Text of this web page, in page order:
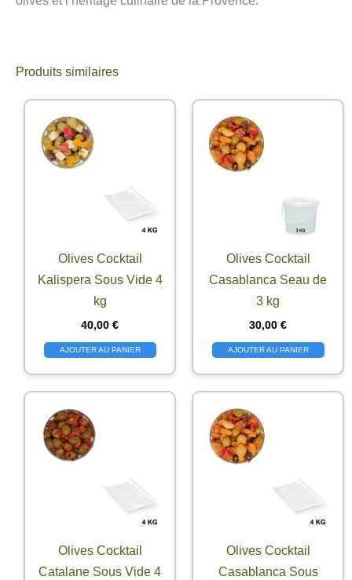
Produits similaires
Olives Cocktail
Kalispera Sous Vide 4
kg
40,00 €
AJOUTER AU PANIER
Olives Cocktail
Casablanca Seau de
3 kg
30,00 €
AJOUTER AU PANIER
Olives Cocktail
Catalane Sous Vide 4
Olives Cocktail
Casablanca Sous